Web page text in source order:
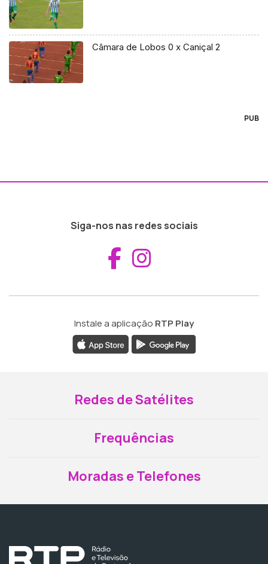
Câmara de Lobos 0 x Caniçal 2
PUB
Siga-nos nas redes sociais
Aceder ao
Instale a aplicação RTP Play
Redes de Satélites
Frequências
Moradas e Telefones